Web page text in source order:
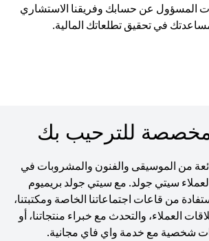
المسؤول عن حسابك وفريقنا الاستشاري
في تحقيق تطلعاتك المالية.
للترحيب بك
من الموسيقى والفنون والمشروبات في
لعملاء سيتي جولد. مع سيتي جولد بريميوم
من قاعات اجتماعاتنا الخاصة ومكتبتنا،
العملاء، والتحدث مع خبراء منتجاتنا، أو
شخصية مع خدمة واي فاي مجانية.